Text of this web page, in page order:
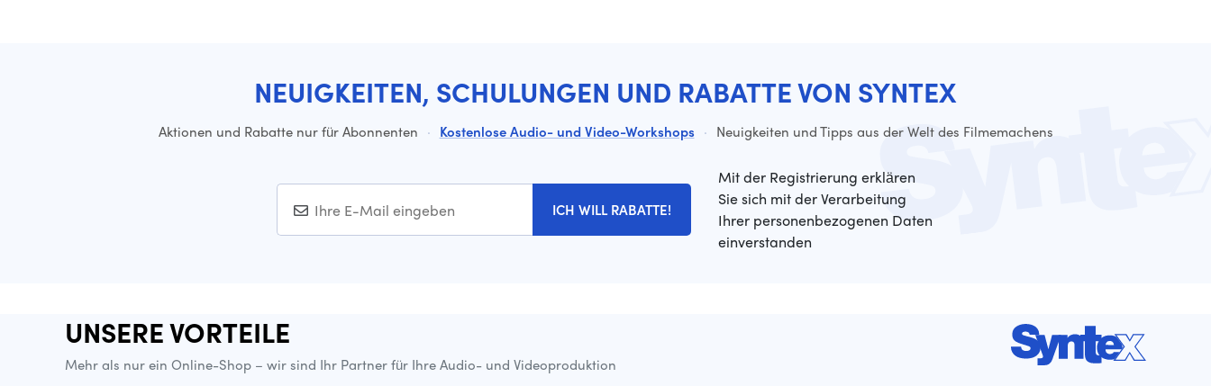
NEUIGKEITEN, SCHULUNGEN UND RABATTE VON SYNTEX
Aktionen und Rabatte nur für Abonnenten · Kostenlose Audio- und Video-Workshops · Neuigkeiten und Tipps aus der Welt des Filmemachens
ICH WILL RABATTE!
Mit der Registrierung erklären
Sie sich mit der Verarbeitung
Ihrer personenbezogenen Daten
einverstanden
UNSERE VORTEILE
Mehr als nur ein Online-Shop – wir sind Ihr Partner für Ihre Audio- und Videoproduktion